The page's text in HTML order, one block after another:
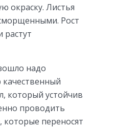
окраску. Листья
Рост
растут
надо
качественный
который устойчив
проводить
переносят